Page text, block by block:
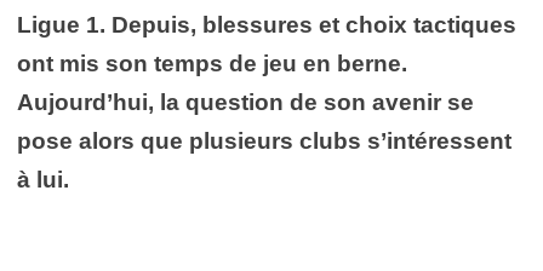
Ligue 1. Depuis, blessures et choix tactiques
ont mis son temps de jeu en berne.
Aujourd’hui, la question de son avenir se
pose alors que plusieurs clubs s’intéressent
à lui.